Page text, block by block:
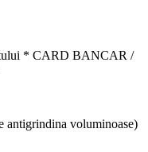
* CARD BANCAR /
antigrindina voluminoase)